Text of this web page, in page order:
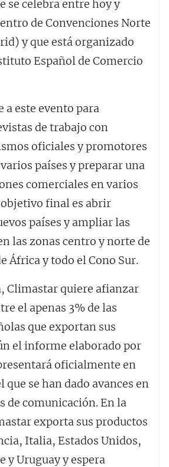
se celebra entre hoy y
de Convenciones Norte
y que está organizado
Español de Comercio
a este evento para
de trabajo con
oficiales y promotores
países y preparar una
comerciales en varios
final es abrir
países y ampliar las
las zonas centro y norte de
África y todo el Cono Sur.
Climastar quiere afianzar
el apenas 3% de las
que exportan sus
el informe elaborado por
oficialmente en
que se han dado avances en
de comunicación. En la
exporta sus productos
Italia, Estados Unidos,
y Uruguay y espera